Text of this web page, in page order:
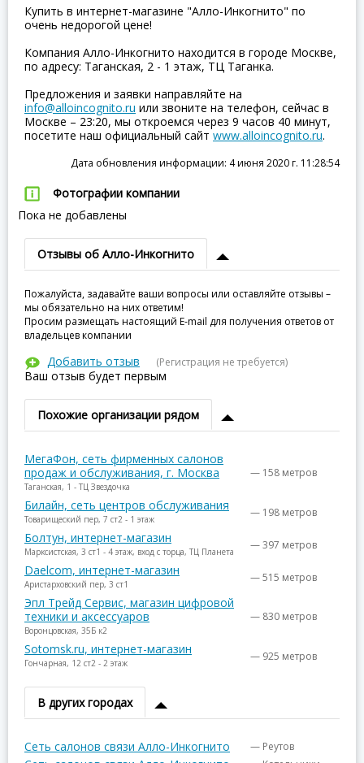
Купить в интернет-магазине "Алло-Инкогнито" по
очень недорогой цене!
Компания Алло-Инкогнито находится в городе Москве,
по адресу: Таганская, 2 - 1 этаж, ТЦ Таганка.
Предложения и заявки направляйте на
info@alloincognito.ru или звоните на телефон, сейчас в
Москве – 23:20, мы откроемся через 9 часов 40 минут,
посетите наш официальный сайт www.alloincognito.ru.
Дата обновления информации: 4 июня 2020 г. 11:28:54
Фотографии компании
Пока не добавлены
Отзывы об Алло-Инкогнито
Пожалуйста, задавайте ваши вопросы или оставляйте отзывы –
мы обязательно на них ответим!
Просим размещать настоящий E-mail для получения ответов от
владельцев компании
Добавить отзыв (Регистрация не требуется)
Ваш отзыв будет первым
Похожие организации рядом
МегаФон, сеть фирменных салонов
продаж и обслуживания, г. Москва
Таганская, 1 - ТЦ Звездочка
— 158 метров
Билайн, сеть центров обслуживания
Товарищеский пер, 7 ст2 - 1 этаж — 198 метров
Болтун, интернет-магазин
Марксистская, 3 ст1 - 4 этаж, вход с торца, ТЦ Планета — 397 метров
Daelcom, интернет-магазин
Аристарховский пер, 3 ст1 — 515 метров
Эпл Трейд Сервис, магазин цифровой
техники и аксессуаров
Воронцовская, 35Б к2
— 830 метров
Sotomsk.ru, интернет-магазин
Гончарная, 12 ст2 - 2 этаж — 925 метров
В других городах
Сеть салонов связи Алло-Инкогнито — Реутов